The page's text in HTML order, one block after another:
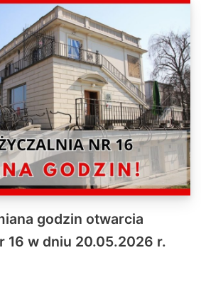
godzin otwarcia
16 w dniu 20.05.2026 r.